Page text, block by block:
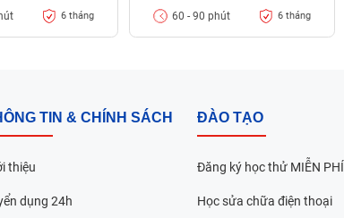
6 tháng 60 - 90 phút 6 tháng
TIN & CHÍNH SÁCH
thiệu
dụng 24h
ĐÀO TẠO
Đăng ký học thử MIỄN PHÍ
Học sửa chữa điện thoại